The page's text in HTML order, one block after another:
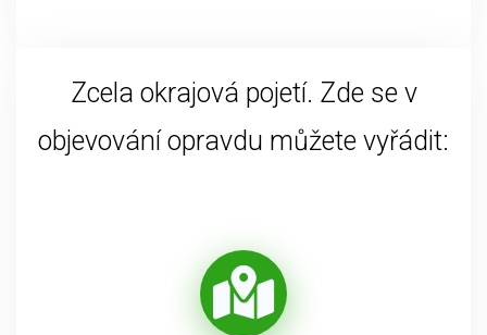
Zcela okrajová pojetí. Zde se v
objevování opravdu můžete vyřádit: